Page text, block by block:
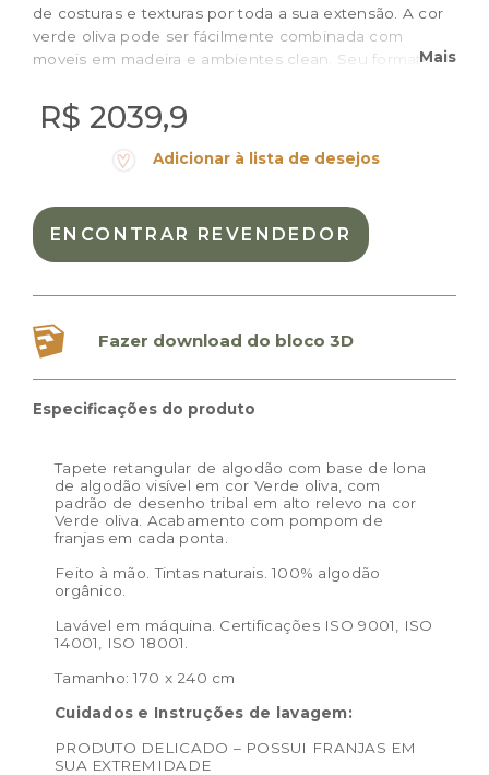
de costuras e texturas por toda a sua extensão. A cor
verde oliva pode ser fácilmente combinada com
moveis em madeira e ambientes clean. Seu formato
salas de tv, quartos, salas de jantar e até
brinquedotecas! Combine e decore com outros
produtos da linha!
Cor: Verde
Materiais: Algodão natural
Peso: 3.950kg
Dimensões das embalagem:
60,0 × 45,0 × 7,0 cm
Mais
R$ 2039,9
Adicionar à lista de desejos
ENCONTRAR REVENDEDOR
Fazer download do bloco 3D
Especificações do produto
Tapete retangular de algodão com base de lona
de algodão visível em cor Verde oliva, com
padrão de desenho tribal em alto relevo na cor
Verde oliva. Acabamento com pompom de
franjas em cada ponta.
Feito à mão. Tintas naturais. 100% algodão
orgânico.
Lavável em máquina. Certificações ISO 9001, ISO
14001, ISO 18001.
Tamanho: 170 x 240 cm
Cuidados e Instruções de lavagem:
PRODUTO DELICADO – POSSUI FRANJAS EM
SUA EXTREMIDADE